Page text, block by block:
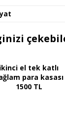
ikinci el tek katlı
para kasası
1500 TL